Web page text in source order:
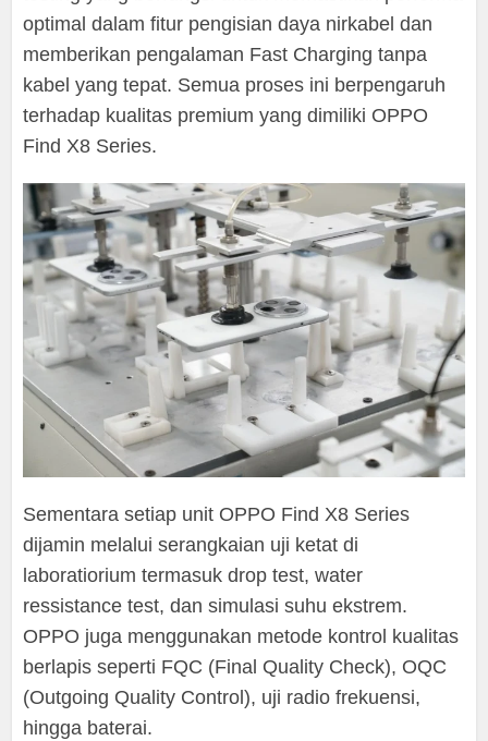
optimal dalam fitur pengisian daya nirkabel dan
memberikan pengalaman Fast Charging tanpa
kabel yang tepat. Semua proses ini berpengaruh
terhadap kualitas premium yang dimiliki OPPO
Find X8 Series.
Sementara setiap unit OPPO Find X8 Series
dijamin melalui serangkaian uji ketat di
laboratiorium termasuk drop test, water
ressistance test, dan simulasi suhu ekstrem.
OPPO juga menggunakan metode kontrol kualitas
berlapis seperti FQC (Final Quality Check), OQC
(Outgoing Quality Control), uji radio frekuensi,
hingga baterai.